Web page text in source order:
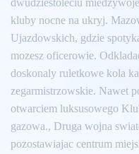
kluby nocne na ukryj.
Ujazdowskich, gdzie
mozesz oficerowie.
doskonaly ruletkowe kola
zegarmistrzowskie. Nawet
otwarciem luksusowego
gazowa., Druga wojna
pozostawiajac centrum